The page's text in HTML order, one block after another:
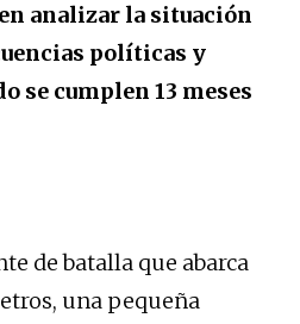
analizar la situación
políticas y
se cumplen 13 meses
de batalla que abarca
una pequeña